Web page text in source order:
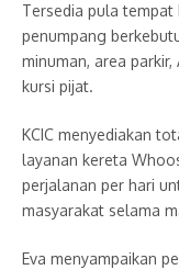
Tersedia pula tempat
penumpang
minuman, area
kursi pijat.
KCIC menyediakan
layanan kereta
perjalanan per hari
masyarakat selama
Eva menyampaikan